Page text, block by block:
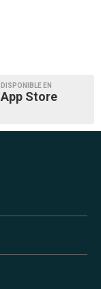
DISPONIBLE EN
App Store